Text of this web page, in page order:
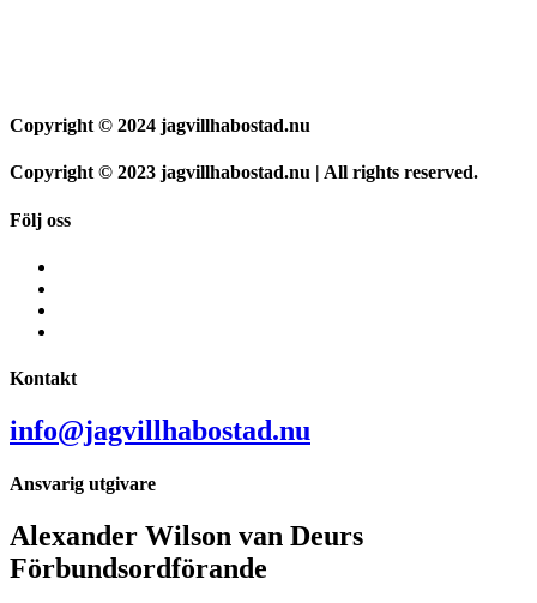
Copyright © 2024 jagvillhabostad.nu
Copyright © 2023 jagvillhabostad.nu | All rights reserved.
Följ oss
Kontakt
info@jagvillhabostad.nu
Ansvarig utgivare
Alexander Wilson van Deurs
Förbundsordförande